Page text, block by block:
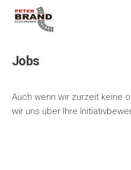
Jobs
Auch wenn wir zurzeit keine
wir uns über Ihre